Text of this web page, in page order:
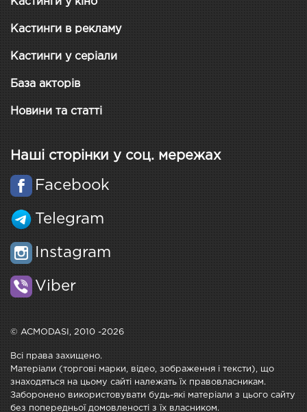
Кастинги в рекламу
Кастинги у серіали
База акторів
Новини та статті
Наші сторінки у соц. мережах
Facebook
Telegram
Instagram
Viber
© ACMODASI, 2010 -2026
Всі права захищено.
Матеріали (торгові марки, відео, зображення і тексти), що
знаходяться на цьому сайті належать їх правовласникам.
Заборонено використовувати будь-які матеріали з цього сайту
без попередньої домовленості з їх власником.